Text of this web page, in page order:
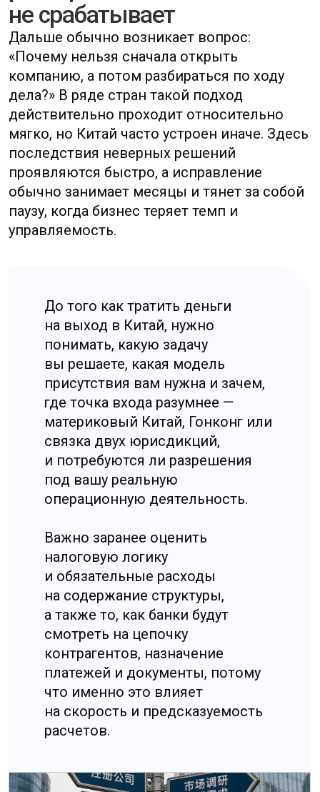
связка двух юрисдикций,
и потребуются ли разрешения
под вашу реальную
операционную деятельность.
Важно заранее оценить
налоговую логику
и обязательные расходы
на содержание структуры,
а также то, как банки будут
смотреть на цепочку
контрагентов, назначение
платежей и документы, потому
что именно это влияет
на скорость и предсказуемость
И это только часть картины.
Параллельно должна быть
собрана бизнес-логика: есть ли
и регионах, какие каналы продаж
действительно работают, на чём
вы будете выигрывать
у конкурентов, какие требования
к продукту предъявляет рынок
и регулирование, и какие
таможенные
и сертификационные барьеры
могут «остановить» проект уже
на старте.